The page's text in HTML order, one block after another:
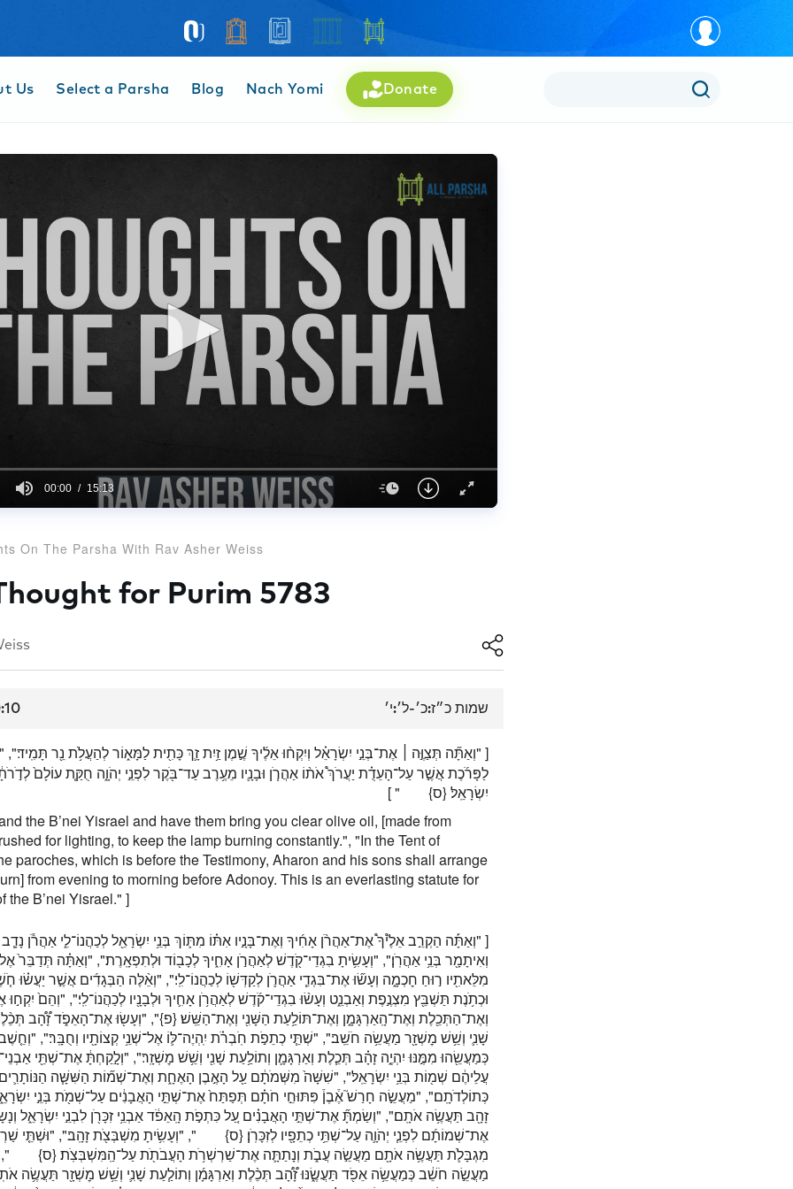
Us Select a Parsha Blog Nach Yomi Donate
00:00 15:13
On The Parsha With Rav Asher Weiss
for Purim 5783
שמות כ״ז:כ׳-ל׳:י׳
[ "וְאַתָּ֞ה תְּצַוֶּ֣ה
אֶת־בְּנֵ֣י יִשְׂרָאֵ֗ל וְיִקְח֨וּ אֵלֶ֜יךָ שֶׁ֣מֶן זַ֥יִת זָ֛ךְ כָּתִ֖ית לַמָּא֑וֹר לְהַעֲלֹ֥ת נֵ֖ר
לַפָּרֹ֜כֶת אֲשֶׁ֣ר עַל־הָעֵדֻ֗ת יַעֲרֹךְ֩ אֹת֨וֹ אַהֲרֹ֧ן וּבָנָ֛יו מֵעֶ֥רֶב עַד־בֹּ֖קֶר לִפְנֵ֣י יְהֹוָ֑ה חֻקַּ֤ת עוֹלָם֙
יִשְׂרָאֵֽל׃{ס} " ]
the B’nei Yisrael and have them bring you clear olive oil, [made from
for lighting, to keep the lamp burning constantly.", "In the Tent of
paroches, which is before the Testimony, Aharon and his sons shall arrange
from evening to morning before Adonoy. This is an everlasting statute for
the B’nei Yisrael." ]
[ "וְאַתָּ֡ה הַקְרֵ֣ב אֵלֶ֩יךָ֩ אֶת־אַהֲרֹ֨ן אָחִ֜יךָ וְאֶת־בָּנָ֣יו אִתּ֗וֹ מִתּ֛וֹךְ בְּנֵ֥י יִשְׂרָאֵ֖ל לְכַהֲנוֹ־לִ֑י אַהֲרֹ֕ן
וְאִיתָמָ֖ר בְּנֵ֥י אַהֲרֹֽן׃", "וְעָשִׂ֥יתָ בִגְדֵי־קֹ֖דֶשׁ לְאַהֲרֹ֣ן אָחִ֑יךָ לְכָב֖וֹד וּלְתִפְאָֽרֶת׃", "וְאַתָּ֗ה תְּדַבֵּר֙
מִלֵּאתִ֖יו ר֣וּחַ חׇכְמָ֑ה וְעָשׂ֞וּ אֶת־בִּגְדֵ֧י אַהֲרֹ֛ן לְקַדְּשׁ֖וֹ לְכַהֲנוֹ־לִֽי׃", "וְאֵ֨לֶּה הַבְּגָדִ֜ים אֲשֶׁ֣ר יַעֲשׂ֗וּ
וּכְתֹ֥נֶת תַּשְׁבֵּ֖ץ מִצְנֶ֣פֶת וְאַבְנֵ֑ט וְעָשׂ֨וּ בִגְדֵי־קֹ֜דֶשׁ לְאַהֲרֹ֥ן אָחִ֛יךָ וּלְבָנָ֖יו לְכַהֲנוֹ־לִֽי׃", "וְהֵם֙
וְאֶת־הַתְּכֵ֖לֶת וְאֶת־הָֽאַרְגָּמָ֑ן וְאֶת־תּוֹלַ֥עַת הַשָּׁנִ֖י וְאֶת־הַשֵּֽׁשׁ׃{פ}", "וְעָשׂ֖וּ אֶת־הָאֵפֹ֑ד זָ֠הָ֠ב
שָׁנִ֛י וְשֵׁ֥שׁ מׇשְׁזָ֖ר מַעֲשֵׂ֥ה חֹשֵֽׁב׃", "שְׁתֵּ֧י כְתֵפֹ֣ת חֹֽבְרֹ֗ת יִֽהְיֶה־לּ֛וֹ אֶל־שְׁנֵ֥י קְצוֹתָ֖יו וְחֻבָּֽר׃",
כְּמַעֲשֵׂ֖הוּ מִמֶּ֣נּוּ יִהְיֶ֑ה זָהָ֗ב תְּכֵ֧לֶת וְאַרְגָּמָ֛ן וְתוֹלַ֥עַת שָׁנִ֖י וְשֵׁ֥שׁ מׇשְׁזָֽר׃", "וְלָ֣קַחְתָּ֔ אֶת־שְׁתֵּ֖י
עֲלֵיהֶ֔ם שְׁמ֖וֹת בְּנֵ֥י יִשְׂרָאֵֽל׃", "שִׁשָּׁה֙ מִשְּׁמֹתָ֔ם עַ֖ל הָאֶ֣בֶן הָאֶחָ֑ת וְאֶת־שְׁמ֞וֹת הַשִּׁשָּׁ֧ה
כְּתוֹלְדֹתָֽם׃", "מַעֲשֵׂ֣ה חָרַשׁ֮ אֶ֒בֶן֒ פִּתּוּחֵ֣י חֹתָ֗ם תְּפַתַּח֙ אֶת־שְׁתֵּ֣י הָאֲבָנִ֔ים עַל־שְׁמֹ֖ת בְּנֵ֣י
זָהָ֖ב תַּעֲשֶׂ֥ה אֹתָֽם׃", "וְשַׂמְתָּ֞ אֶת־שְׁתֵּ֣י הָאֲבָנִ֗ים עַ֚ל כִּתְפֹ֣ת הָֽאֵפֹ֔ד אַבְנֵ֥י זִכָּרֹ֖ן לִבְנֵ֣י יִשְׂרָאֵ֑ל
אֶת־שְׁמוֹתָ֜ם לִפְנֵ֧י יְהֹוָ֛ה עַל־שְׁתֵּ֥י כְתֵפָ֖יו לְזִכָּרֹֽן׃ {ס} ", "וְעָשִׂ֥יתָ מִשְׁבְּצֹ֖ת זָהָֽב׃", "וּשְׁתֵּ֤י
מִגְבָּלֹ֛ת תַּעֲשֶׂ֥ה אֹתָ֖ם מַעֲשֵׂ֣ה עֲבֹ֑ת וְנָתַתָּ֛ה אֶת־שַׁרְשְׁרֹ֥ת הָעֲבֹתֹ֖ת עַל־הַֽמִּשְׁבְּצֹֽת׃{ס} ",
מַעֲשֵׂ֣ה חֹשֵׁ֔ב כְּמַעֲשֵׂ֥ה אֵפֹ֖ד תַּעֲשֶׂ֑נּוּ זָ֠הָ֠ב תְּכֵ֨לֶת וְאַרְגָּמָ֜ן וְתוֹלַ֧עַת שָׁנִ֛י וְשֵׁ֥שׁ מׇשְׁזָ֖ר תַּעֲשֶׂ֥ה